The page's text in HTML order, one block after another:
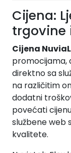
Cijena:
trgovine
Cijena
promocijama,
direktno sa
na različitim
dodatni
povećati
službene web
kvalitete.